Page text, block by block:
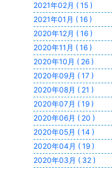
2021年02月 ( 15 )
2021年01月 ( 16 )
2020年12月 ( 16 )
2020年11月 ( 16 )
2020年10月 ( 26 )
2020年09月 ( 17 )
2020年08月 ( 21 )
2020年07月 ( 19 )
2020年06月 ( 20 )
2020年05月 ( 14 )
2020年04月 ( 19 )
2020年03月 ( 32 )